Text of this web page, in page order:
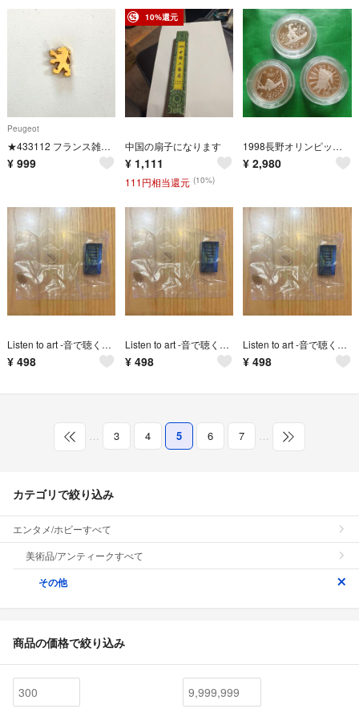
Peugeot
★433112 フランス雑貨 ピンバッジ ピンズ★プジョー ライオン エンブレム
¥ 999
10%還元
中国の扇子になります
¥ 1,111
111円相当還元 (10%)
1998長野オリンピック記念プルーフ貨幣3枚セット
¥ 2,980
Listen to art -音で聴く名画- ゴッホサウンドキーホルダー ローヌ川の星月夜
¥ 498
Listen to art -音で聴く名画- ゴッホサウンドキーホルダー ローヌ川の星月夜
¥ 498
Listen to art -音で聴く名画- ゴッホサウンドキーホルダー ローヌ川の星月夜
¥ 498
… 3 4 5 6 7 …
カテゴリで絞り込み
エンタメ/ホビーすべて
美術品/アンティークすべて
その他
商品の価格で絞り込み